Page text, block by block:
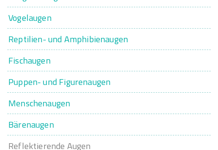
Vogelaugen
Reptilien- und Amphibienaugen
Fischaugen
Puppen- und Figurenaugen
Menschenaugen
Bärenaugen
Reflektierende Augen